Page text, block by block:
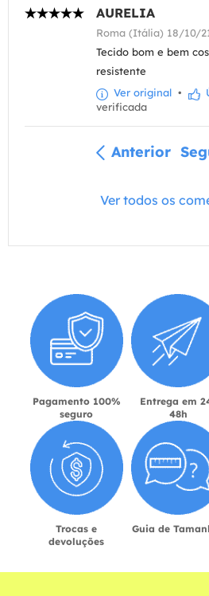
AURELIA
Roma (Itália) 18/10/
Tecido bom e bem
resistente
Ver original •
verificada
Anterior
Ver todos os
Pagamento 100%
seguro
Entrega em
48h
Trocas e
devoluções
Guia de